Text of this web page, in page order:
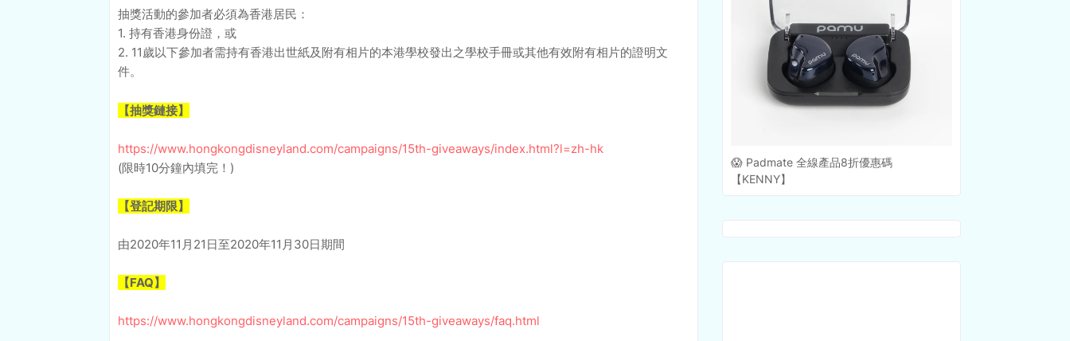
抽獎活動的參加者必須為香港居民：
1. 持有香港身份證，或
2. 11歲以下參加者需持有香港出世紙及附有相片的本港學校發出之學校手冊或其他有效附有相片的證明文
件。
【抽獎鏈接】
https://www.hongkongdisneyland.com/campaigns/15th-giveaways/index.html?l=zh-hk
(限時10分鐘內填完！)
【登記期限】
由2020年11月21日至2020年11月30日期間
【FAQ】
https://www.hongkongdisneyland.com/campaigns/15th-giveaways/faq.html
😱 Padmate 全線產品8折優惠碼
【KENNY】